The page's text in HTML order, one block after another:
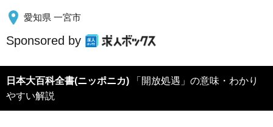
愛知県 一宮市
Sponsored by
日本大百科全書(ニッポニカ) 「開放処遇」の意味・わかり
やすい解説